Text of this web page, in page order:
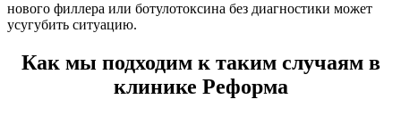
нового филлера или ботулотоксина без диагностики может
усугубить ситуацию.
Как мы подходим к таким случаям в
клинике Реформа